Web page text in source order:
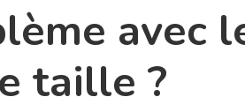
avec
taille ?